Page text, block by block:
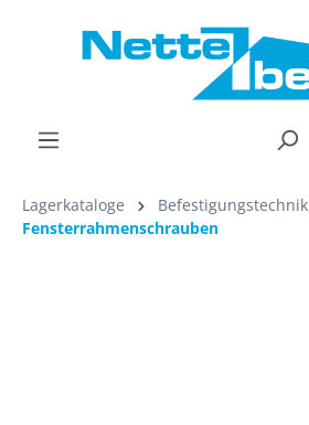
Lagerkataloge Befestigungstechnik
Fensterrahmenschrauben